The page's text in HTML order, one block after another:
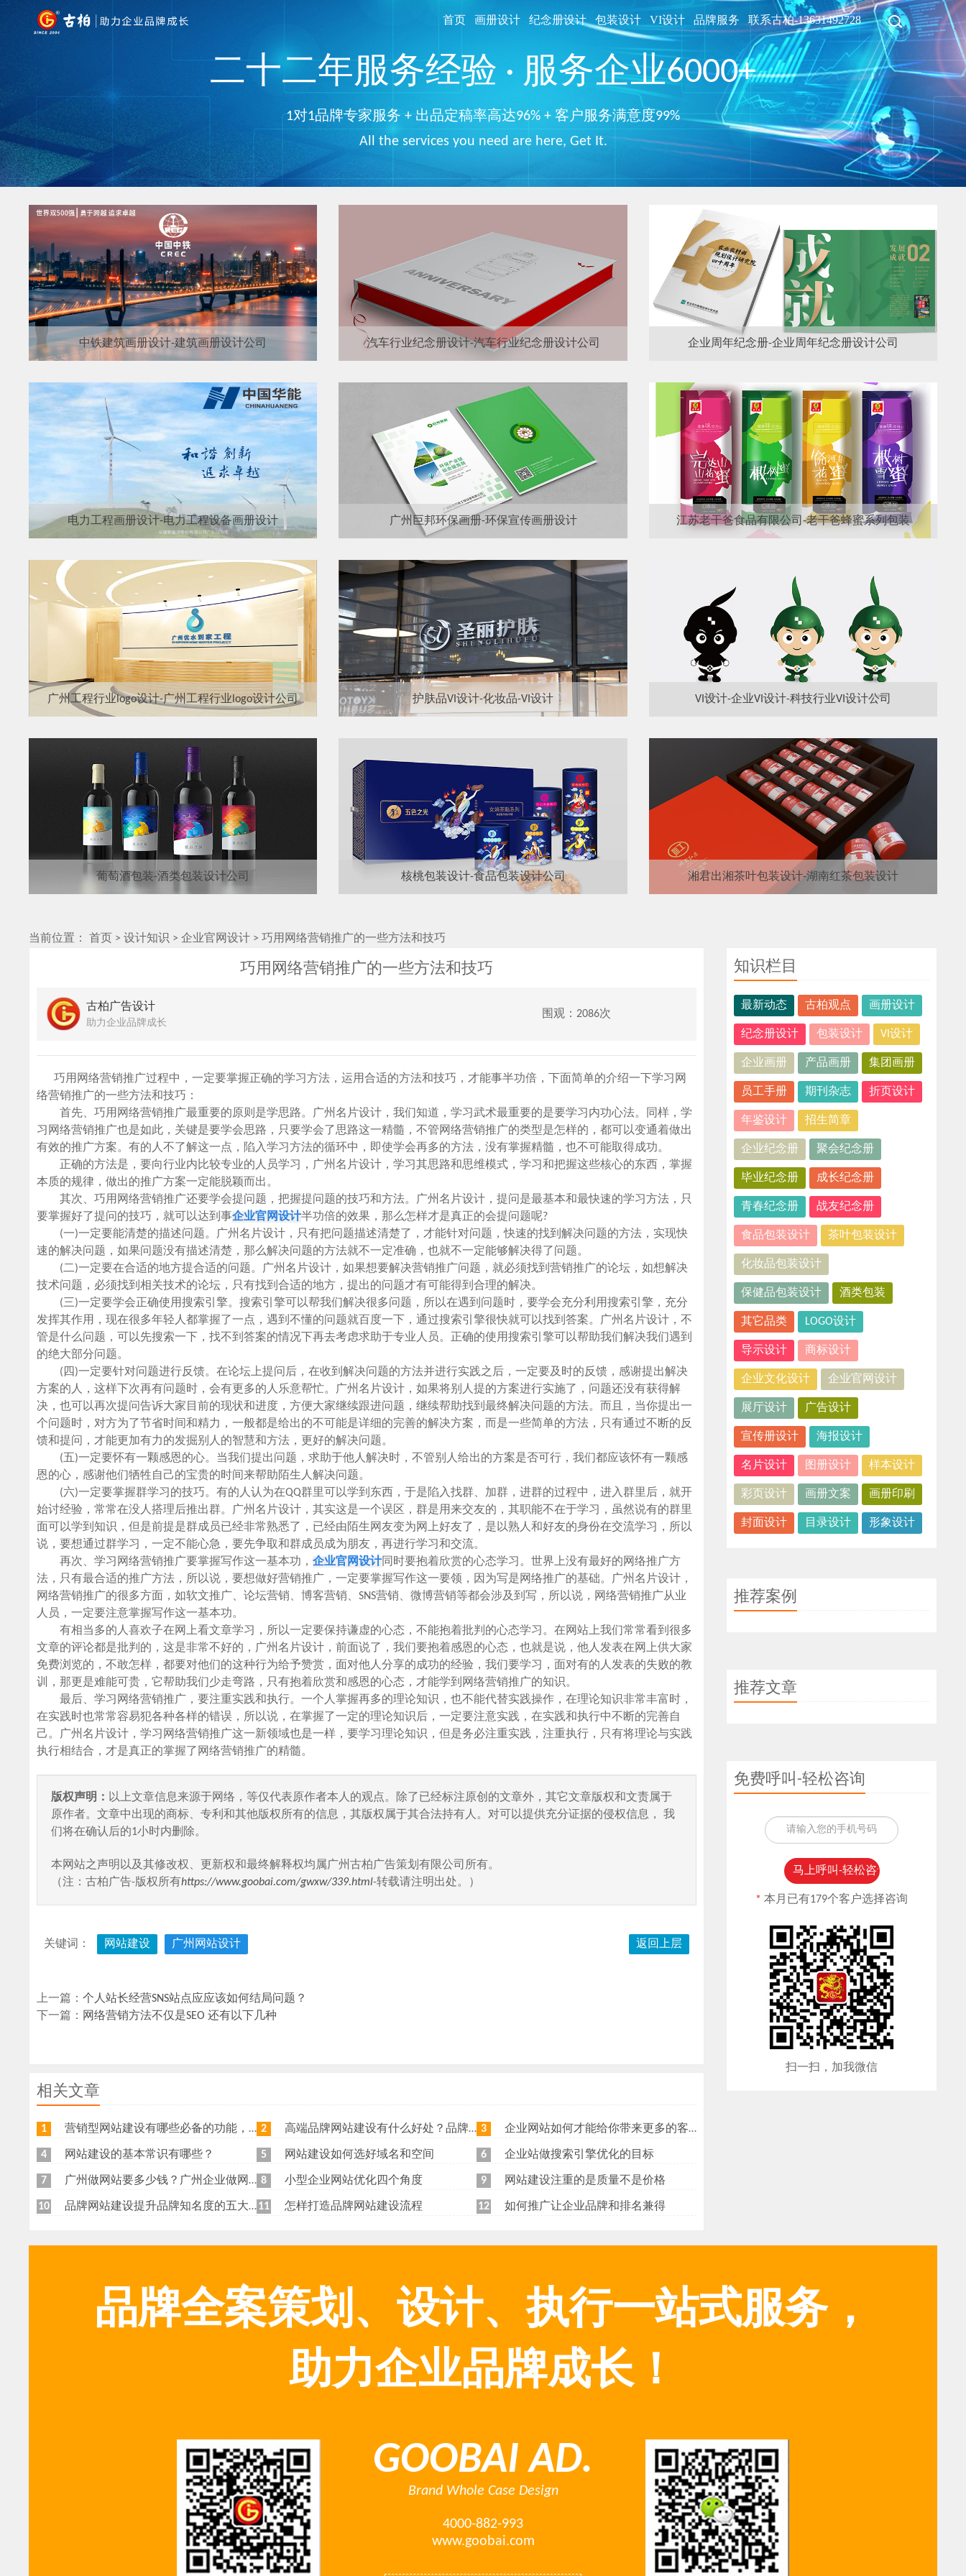
首页 画册设计 纪念册设计 包装设计 VI设计 品牌服务 联系古柏-13631492728
二十二年服务经验 · 服务企业6000+
1对1品牌专家服务 + 出品定稿率高达96% + 客户服务满意度99%
All the services you need are here, Get It.
中铁建筑画册设计-建筑画册设计公司 汽车行业纪念册设计-汽车行业纪念册设计公司 企业周年纪念册-企业周年纪念册设计公司
电力工程画册设计-电力工程设备画册设计 广州巨邦环保画册-环保宣传画册设计 江苏老干爸食品有限公司-老干爸蜂蜜系列包装
广州工程行业logo设计-广州工程行业logo设计公司 护肤品VI设计-化妆品-VI设计 VI设计-企业VI设计-科技行业VI设计公司
葡萄酒包装-酒类包装设计公司 核桃包装设计-食品包装设计公司 湘君出湘茶叶包装设计-湖南红茶包装设计
当前位置： 首页 >设计知识 >企业官网设计 >巧用网络营销推广的一些方法和技巧
巧用网络营销推广的一些方法和技巧
古柏广告设计
助力企业品牌成长
围观：2086次
巧用网络营销推广过程中，一定要掌握正确的学习方法，运用合适的方法和技巧，才能事半功倍，下面简单的介绍一下学习网
络营销推广的一些方法和技巧：
首先、巧用网络营销推广最重要的原则是学思路。广州名片设计，我们知道，学习武术最重要的是要学习内功心法。同样，学
习网络营销推广也是如此，关键是要学会思路，只要学会了思路这一精髓，不管网络营销推广的类型是怎样的，都可以变通着做出
有效的推广方案。有的人不了解这一点，陷入学习方法的循环中，即使学会再多的方法，没有掌握精髓，也不可能取得成功。
正确的方法是，要向行业内比较专业的人员学习，广州名片设计，学习其思路和思维模式，学习和把握这些核心的东西，掌握
本质的规律，做出的推广方案一定能脱颖而出。
其次、巧用网络营销推广还要学会提问题，把握提问题的技巧和方法。广州名片设计，提问是最基本和最快速的学习方法，只
要掌握好了提问的技巧，就可以达到事企业官网设计半功倍的效果，那么怎样才是真正的会提问题呢?
(一)一定要能清楚的描述问题。广州名片设计，只有把问题描述清楚了，才能针对问题，快速的找到解决问题的方法，实现快
速的解决问题，如果问题没有描述清楚，那么解决问题的方法就不一定准确，也就不一定能够解决得了问题。
(二)一定要在合适的地方提合适的问题。广州名片设计，如果想要解决营销推广问题，就必须找到营销推广的论坛，如想解决
技术问题，必须找到相关技术的论坛，只有找到合适的地方，提出的问题才有可能得到合理的解决。
(三)一定要学会正确使用搜索引擎。搜索引擎可以帮我们解决很多问题，所以在遇到问题时，要学会充分利用搜索引擎，充分
发挥其作用，现在很多年轻人都掌握了一点，遇到不懂的问题就百度一下，通过搜索引擎很快就可以找到答案。广州名片设计，不
管是什么问题，可以先搜索一下，找不到答案的情况下再去考虑求助于专业人员。正确的使用搜索引擎可以帮助我们解决我们遇到
的绝大部分问题。
(四)一定要针对问题进行反馈。在论坛上提问后，在收到解决问题的方法并进行实践之后，一定要及时的反馈，感谢提出解决
方案的人，这样下次再有问题时，会有更多的人乐意帮忙。广州名片设计，如果将别人提的方案进行实施了，问题还没有获得解
决，也可以再次提问告诉大家目前的现状和进度，方便大家继续跟进问题，继续帮助找到最终解决问题的方法。而且，当你提出一
个问题时，对方为了节省时间和精力，一般都是给出的不可能是详细的完善的解决方案，而是一些简单的方法，只有通过不断的反
馈和提问，才能更加有力的发掘别人的智慧和方法，更好的解决问题。
(五)一定要怀有一颗感恩的心。当我们提出问题，求助于他人解决时，不管别人给出的方案是否可行，我们都应该怀有一颗感
恩的心，感谢他们牺牲自己的宝贵的时间来帮助陌生人解决问题。
(六)一定要掌握群学习的技巧。有的人认为在QQ群里可以学到东西，于是陷入找群、加群，进群的过程中，进入群里后，就开
始讨经验，常常在没人搭理后推出群。广州名片设计，其实这是一个误区，群是用来交友的，其职能不在于学习，虽然说有的群里
面可以学到知识，但是前提是群成员已经非常熟悉了，已经由陌生网友变为网上好友了，是以熟人和好友的身份在交流学习，所以
说，要想通过群学习，一定不能心急，要先争取和群成员成为朋友，再进行学习和交流。
再次、学习网络营销推广要掌握写作这一基本功，企业官网设计同时要抱着欣赏的心态学习。世界上没有最好的网络推广方
法，只有最合适的推广方法，所以说，要想做好营销推广，一定要掌握写作这一要领，因为写是网络推广的基础。广州名片设计，
网络营销推广的很多方面，如软文推广、论坛营销、博客营销、SNS营销、微博营销等都会涉及到写，所以说，网络营销推广从业
人员，一定要注意掌握写作这一基本功。
有相当多的人喜欢子在网上看文章学习，所以一定要保持谦虚的心态，不能抱着批判的心态学习。在网站上我们常常看到很多
文章的评论都是批判的，这是非常不好的，广州名片设计，前面说了，我们要抱着感恩的心态，也就是说，他人发表在网上供大家
免费浏览的，不敢怎样，都要对他们的这种行为给予赞赏，面对他人分享的成功的经验，我们要学习，面对有的人发表的失败的教
训，那更是难能可贵，它帮助我们少走弯路，只有抱着欣赏和感恩的心态，才能学到网络营销推广的知识。
最后、学习网络营销推广，要注重实践和执行。一个人掌握再多的理论知识，也不能代替实践操作，在理论知识非常丰富时，
在实践时也常常容易犯各种各样的错误，所以说，在掌握了一定的理论知识后，一定要注意实践，在实践和执行中不断的完善自
己。广州名片设计，学习网络营销推广这一新领域也是一样，要学习理论知识，但是务必注重实践，注重执行，只有将理论与实践
执行相结合，才是真正的掌握了网络营销推广的精髓。
版权声明： 以上文章信息来源于网络，等仅代表原作者本人的观点。除了已经标注原创的文章外，其它文章版权和文责属于
原作者。文章中出现的商标、专利和其他版权所有的信息，其版权属于其合法持有人。对可以提供充分证据的侵权信息， 我
们将在确认后的1小时内删除。
本网站之声明以及其修改权、更新权和最终解释权均属广州古柏广告策划有限公司所有。
（注：古柏广告-版权所有https://www.goobai.com/gwxw/339.html-转载请注明出处。）
关键词： 网站建设 广州网站设计 返回上层
上一篇：个人站长经营SNS站点应应该如何结局问题？
下一篇： 网络营销方法不仅是SEO 还有以下几种
相关文章
1 营销型网站建设有哪些必备的功能，我特意整理了一下，共享给各位 2 高端品牌网站建设有什么好处？品牌网站日常维护工作有哪些？ 3 企业网站如何才能给你带来更多的客户？
4 网站建设的基本常识有哪些？ 5 网站建设如何选好域名和空间 6 企业站做搜索引擎优化的目标
7 广州做网站要多少钱？广州企业做网站要找谁？ 8 小型企业网站优化四个角度 9 网站建设注重的是质量不是价格
10 品牌网站建设提升品牌知名度的五大原则 11 怎样打造品牌网站建设流程 12 如何推广让企业品牌和排名兼得
知识栏目
最新动态 古柏观点 画册设计
纪念册设计 包装设计 VI设计
企业画册 产品画册 集团画册
员工手册 期刊杂志 折页设计
年鉴设计 招生简章
企业纪念册 聚会纪念册
毕业纪念册 成长纪念册
青春纪念册 战友纪念册
食品包装设计 茶叶包装设计
化妆品包装设计
保健品包装设计 酒类包装
其它品类 LOGO设计
导示设计 商标设计
企业文化设计 企业官网设计
展厅设计 广告设计
宣传册设计 海报设计
名片设计 图册设计 样本设计
彩页设计 画册文案 画册印刷
封面设计 目录设计 形象设计
推荐案例
推荐文章
免费呼叫-轻松咨询
*本月已有179个客户选择咨询
扫一扫，加我微信
品牌全案策划、设计、执行一站式服务，
助力企业品牌成长！
GOOBAI AD.
Brand Whole Case Design
4000-882-993
www.goobai.com